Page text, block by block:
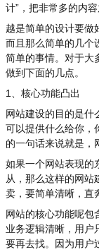
计”，把非常多的内
越是简单的设计要做
而且那么简单的几个
简单的事情。对于大
做到下面的几点。
1、核心功能凸出
网站建设的目的是什
可以提供什么给你，
的一句话来说就是，
如果一个网站表现的
从，那么这样的网站
卖，要简单清晰，直
网站的核心功能呢包
业务逻辑清晰，用户
要再去找。因为用户